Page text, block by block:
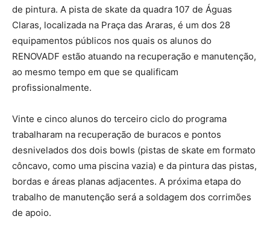
de pintura. A pista de skate da quadra 107 de Águas
Claras, localizada na Praça das Araras, é um dos 28
equipamentos públicos nos quais os alunos do
RENOVADF estão atuando na recuperação e manutenção,
ao mesmo tempo em que se qualificam
profissionalmente.
Vinte e cinco alunos do terceiro ciclo do programa
trabalharam na recuperação de buracos e pontos
desnivelados dos dois bowls (pistas de skate em formato
côncavo, como uma piscina vazia) e da pintura das pistas,
bordas e áreas planas adjacentes. A próxima etapa do
trabalho de manutenção será a soldagem dos corrimões
de apoio.